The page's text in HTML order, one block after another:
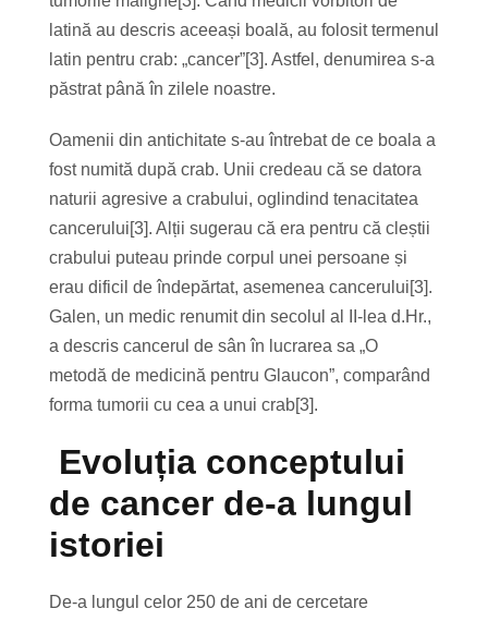
latină au descris aceeași boală, au folosit termenul
latin pentru crab: „cancer”[3]. Astfel, denumirea s-a
păstrat până în zilele noastre.
Oamenii din antichitate s-au întrebat de ce boala a
fost numită după crab. Unii credeau că se datora
naturii agresive a crabului, oglindind tenacitatea
cancerului[3]. Alții sugerau că era pentru că cleștii
crabului puteau prinde corpul unei persoane și
erau dificil de îndepărtat, asemenea cancerului[3].
Galen, un medic renumit din secolul al II-lea d.Hr.,
a descris cancerul de sân în lucrarea sa „O
metodă de medicină pentru Glaucon”, comparând
forma tumorii cu cea a unui crab[3].
Evoluția conceptului
de cancer de-a lungul
istoriei
De-a lungul celor 250 de ani de cercetare